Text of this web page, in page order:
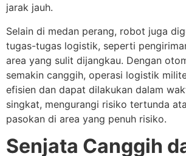
jarak jauh.
Selain di medan perang, robot juga
tugas-tugas logistik, seperti
area yang sulit dijangkau. Dengan
semakin canggih, operasi logistik
efisien dan dapat dilakukan dalam
singkat, mengurangi risiko tertunda
pasokan di area yang penuh risiko.
Senjata Canggih